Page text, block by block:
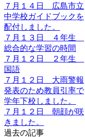
７月１４日 広島市立
中学校ガイドブックを
配付しました。
７月１３日 ４年生
総合的な学習の時間
７月１２日 ２年生
国語
７月１２日 大雨警報
発表のため教員引率で
学年下校しました。
７月１２日 朝顔が咲
きました。
過去の記事